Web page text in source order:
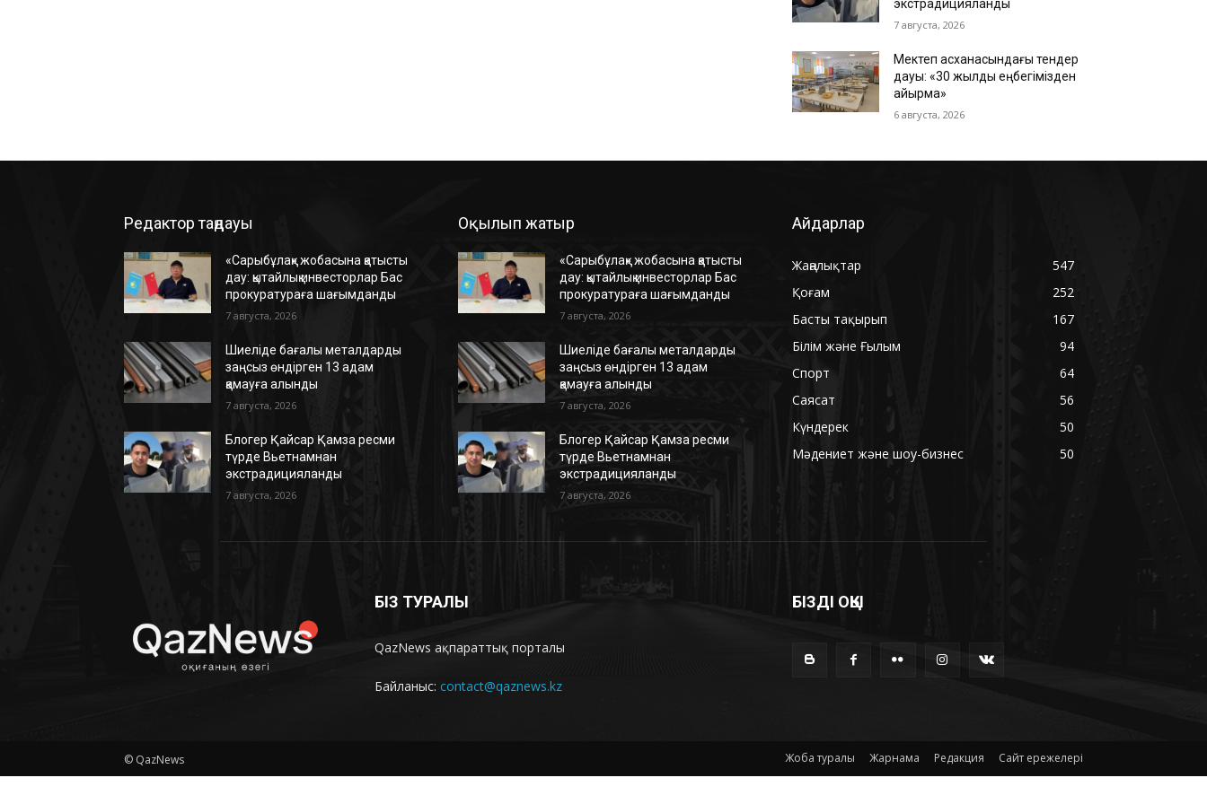
экстрадицияланды
7 августа, 2026
Мектеп асханасындағы тендер
дауы: «30 жылдық еңбегімізден
айырмақ»
6 августа, 2026
Редактор таңдауы
«Сарыбұлақ» жобасына қатысты
дау: қытайлық инвесторлар Бас
прокуратураға шағымданды
7 августа, 2026
Шиеліде бағалы металдарды
заңсыз өндірген 13 адам
қамауға алынды
7 августа, 2026
Блогер Қайсар Қамза ресми
түрде Вьетнамнан
экстрадицияланды
7 августа, 2026
Оқылып жатыр
«Сарыбұлақ» жобасына қатысты
дау: қытайлық инвесторлар Бас
прокуратураға шағымданды
7 августа, 2026
Шиеліде бағалы металдарды
заңсыз өндірген 13 адам
қамауға алынды
7 августа, 2026
Блогер Қайсар Қамза ресми
түрде Вьетнамнан
экстрадицияланды
7 августа, 2026
Айдарлар
Жаңалықтар
547
Қоғам
252
Басты тақырып
167
Білім және Ғылым
94
Спорт
64
Саясат
56
Күндерек
50
Мәдениет және шоу-бизнес
50
БІЗ ТУРАЛЫ
QazNews ақпараттық порталы
Байланыс: contact@qaznews.kz
БІЗДІ ОҚЫ
© QazNews Жоба туралы Жарнама Редакция Сайт ережелері